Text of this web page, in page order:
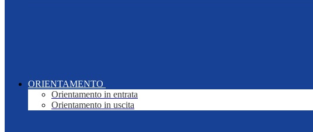
ORIENTAMENTO
Orientamento in entrata
Orientamento in uscita